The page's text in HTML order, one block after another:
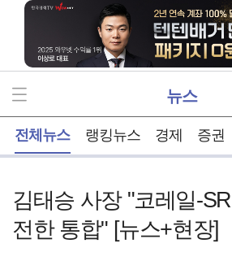
뉴스
전체뉴스 랭킹뉴스 경제 증권
김태승 사장 "코레일-
전한 통합" [뉴스+현장]